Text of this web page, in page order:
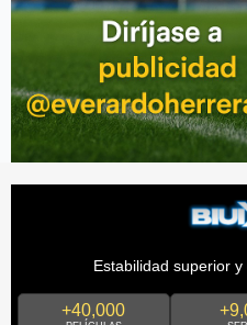
Estabilidad superior
+40,000